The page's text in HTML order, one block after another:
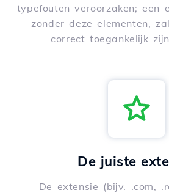
typefouten veroorzaken; een
zonder deze elementen,
correct toegankelijk
De juiste
De extensie (bijv. .com,